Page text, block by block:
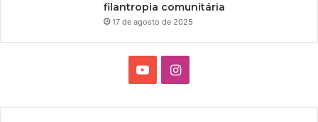
filantropia comunitária
17 de agosto de 2025
I